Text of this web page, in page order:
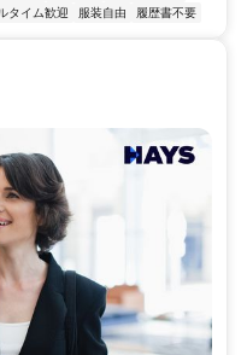
タイム歓迎 服装自由 履歴書不要